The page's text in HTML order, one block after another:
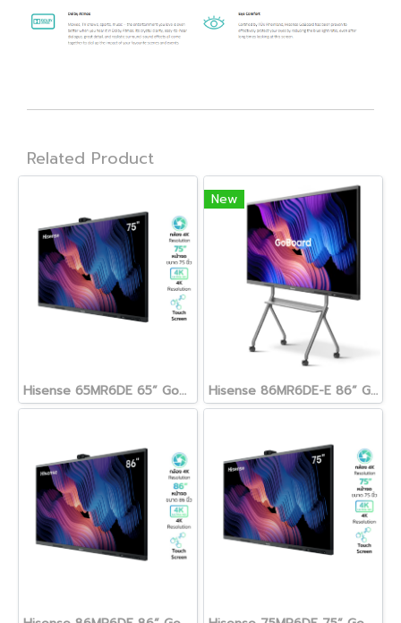
Related Product
Hisense 65MR6DE 65” GoBoard - Advanced Interactive Display มีกล้อง(copy)
New
Hisense 86MR6DE-E 86” GoBoard - Advanced Interactive Display